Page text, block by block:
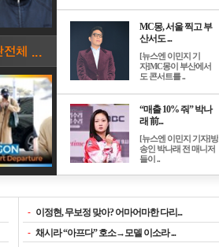
MC몽, 서울 찍고 부
산서도 ...
[뉴스엔 이민지 기
자]MC몽이 부산에서
도 콘서트를 ..
“매출 10% 줘” 박나
래 前...
[뉴스엔 이민지 기자]방
송인 박나래 전 매니저
들이 ..
- 이정현, 무보정 맞아? 어마어마한 다리...
- 채시라 “아프다” 호소→모델 이소라 ...